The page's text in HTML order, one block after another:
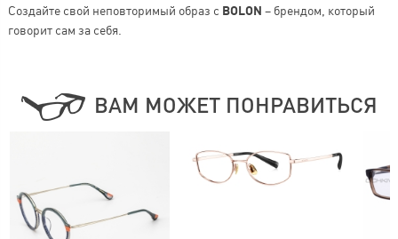
Создайте свой неповторимый образ с BOLON – брендом, который
говорит сам за себя.
ВАМ МОЖЕТ ПОНРАВИТЬСЯ